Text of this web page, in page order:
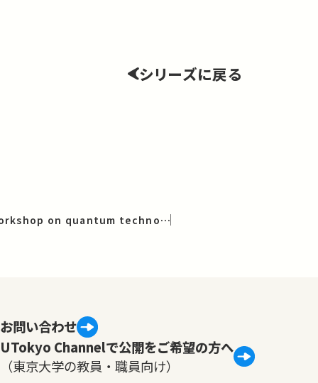
シリーズに戻る
Japan-Denmark workshop on quantum technology [EN]
お問い合わせ
UTokyo Channelで公開をご希望の方へ
（東京大学の教員・職員向け）